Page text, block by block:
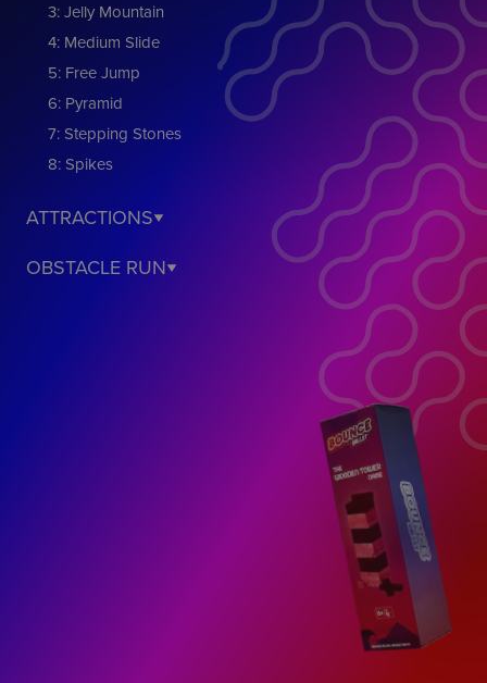
3: Jelly Mountain
4: Medium Slide
5: Free Jump
6: Pyramid
7: Stepping Stones
8: Spikes
ATTRACTIONS
OBSTACLE RUN